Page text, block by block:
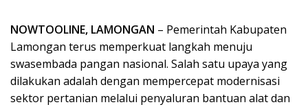
NOWTOOLINE, LAMONGAN – Pemerintah Kabupaten
Lamongan terus memperkuat langkah menuju
swasembada pangan nasional. Salah satu upaya yang
dilakukan adalah dengan mempercepat modernisasi
sektor pertanian melalui penyaluran bantuan alat dan